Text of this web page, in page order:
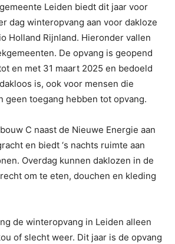
Leiden biedt dit jaar voor
dag winteropvang aan voor dakloze
Holland Rijnland. Hieronder vallen
De opvang is geopend
en met 31 maart 2025 en bedoeld
is, ook voor mensen die
geen toegang hebben tot opvang.
C naast de Nieuwe Energie aan
en biedt ‘s nachts ruimte aan
Overdag kunnen daklozen in de
om te eten, douchen en kleding
de winteropvang in Leiden alleen
of slecht weer. Dit jaar is de opvang